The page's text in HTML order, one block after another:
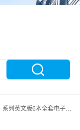
英文版6本全套电子书下载